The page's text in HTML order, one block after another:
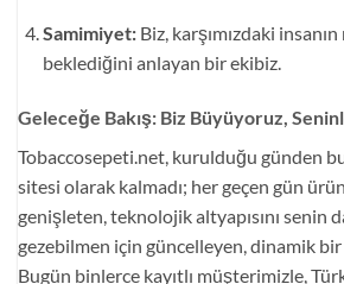
Samimiyet:Biz, karşımızdaki
beklediğini anlayan bir ekibiz.
Geleceğe Bakış: Biz Büyüyoruz,
Tobaccosepeti.net, kurulduğu günden
sitesi olarak kalmadı; her geçen gün
genişleten, teknolojik altyapısını senin
gezebilmen için güncelleyen, dinamik
Bugün binlerce kayıtlı müşterimizle,